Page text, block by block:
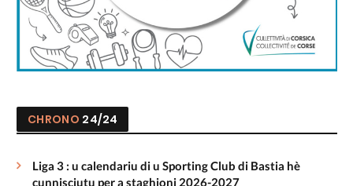
CHRONO 24/24
Liga 3 : u calendariu di u Sporting Club di Bastia hè
cunnisciutu per a staghjoni 2026-2027